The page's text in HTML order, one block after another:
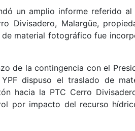
un amplio informe referido al
Divisadero, Malargüe,
material fotográfico fue
de la contingencia con el
dispuso el traslado de
hacia la PTC Cerro
por impacto del recurso